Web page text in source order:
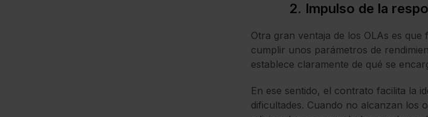
2. Impulso de la
Otra gran ventaja de los OLAs es que
cumplir unos parámetros de
establece claramente de qué se
En ese sentido, el contrato facilita la
dificultades. Cuando no alcanzan